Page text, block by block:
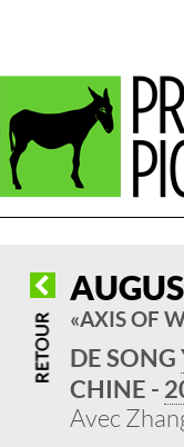
« AXIS OF
DE SONG
CHINE -
Avec